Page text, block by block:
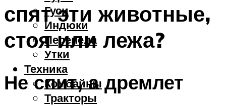
Гуси
Индюки
Перепела
Утки
Техника
Комбайны
Тракторы
спят эти животные,
стоя или лежа?
Не спит, а дремлет